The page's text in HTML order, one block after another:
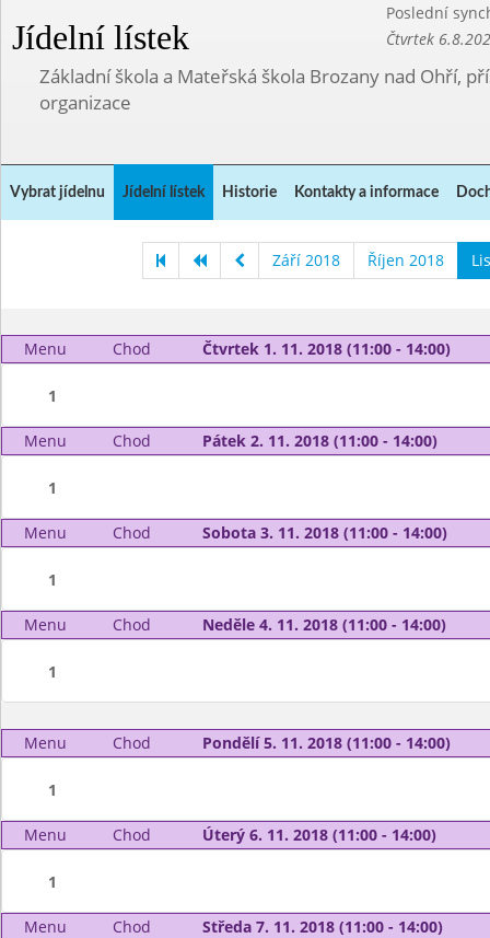
Jídelní lístek
Poslední
Čtvrtek
Základní škola a Mateřská škola Brozany nad Ohří,
organizace
Vybrat jídelnu Jídelní lístek Historie Kontakty a informace
Září 2018 Říjen 2018
Menu Chod Čtvrtek 1. 11. 2018 (11:00 - 14:00)
1
Menu Chod Pátek 2. 11. 2018 (11:00 - 14:00)
1
Menu Chod Sobota 3. 11. 2018 (11:00 - 14:00)
1
Menu Chod Neděle 4. 11. 2018 (11:00 - 14:00)
1
Menu Chod Pondělí 5. 11. 2018 (11:00 - 14:00)
1
Menu Chod Úterý 6. 11. 2018 (11:00 - 14:00)
1
Menu Chod Středa 7. 11. 2018 (11:00 - 14:00)